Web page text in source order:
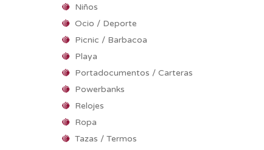
Niños
Ocio / Deporte
Picnic / Barbacoa
Playa
Portadocumentos / Carteras
Powerbanks
Relojes
Ropa
Tazas / Termos